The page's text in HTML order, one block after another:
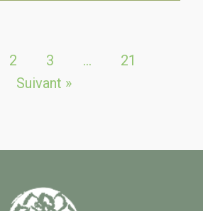
2 3 …
21
Suivant »